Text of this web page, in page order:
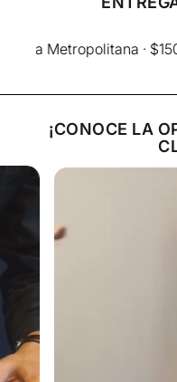
Sellá primero con la
Reposá antes de servir.
· $150
¡CONOCE LA